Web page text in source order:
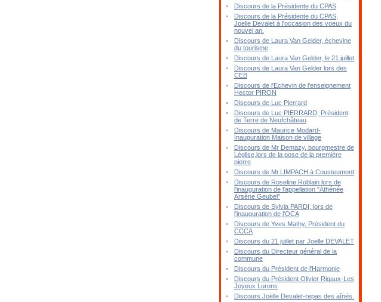
Discours de la Présidente du CPAS
Discours de la Présidente du CPAS,
Joelle Devalet à l'occasion des voeux du
nouvel an.
Discours de Laura Van Gelder, échevine
du tourisme
Discours de Laura Van Gelder, le 21 juillet
Discours de Laura Van Gelder lors des
CEB
Discours de l'Echevin de l'enseignement
Hector PIRON
Discours de Luc Pierrard
Discours de Luc PIERRARD, Président
de Terre de Neufchâteau
Discours de Maurice Modard-
Inauguration Maison de village
Discours de Mr Demazy, bourgmestre de
Léglise,lors de la pose de la première
pierre
Discours de Mr.LIMPACH à Cousteumont
Discours de Roseline Roblain lors de
l'inauguration de l'appellation "Athénée
Arsène Geubel"
Discours de Sylvia PARDI, lors de
l'inauguration de l'OCA
Discours de Yves Mathy, Président du
CCCA
Discours du 21 juillet par Joelle DEVALET
Discours du Directeur général de la
commune
Discours du Président de l'Harmonie
Discours du Président Olivier Rigaux-Les
Joyeux Lurons
Discours Joëlle Devalet-repas des aînés.